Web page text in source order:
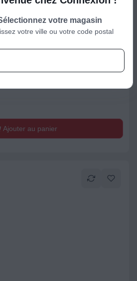
Ajouter au panier
votre magasin
votre ville ou votre code postal